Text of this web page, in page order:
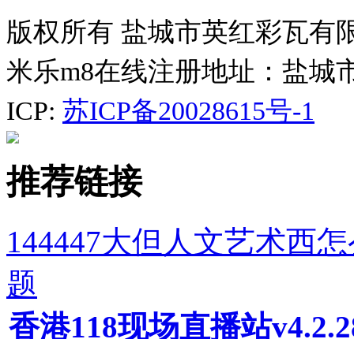
版权所有 盐城市英红彩瓦有
米乐m8在线注册地址：盐城
ICP: 苏ICP备20028615号-1
推荐链接
144447大但人文艺术西
题
香港118现场直播站